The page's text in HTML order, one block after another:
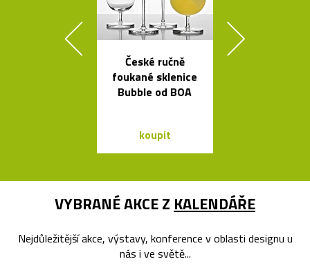
České ručně
foukané sklenice
Bubble od BOA
koupit
VYBRANÉ AKCE Z KALENDÁŘE
Nejdůležitější akce, výstavy, konference v oblasti designu u
nás i ve světě...